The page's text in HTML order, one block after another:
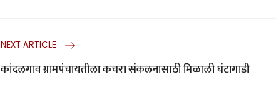
NEXT ARTICLE
कांदलगाव ग्रामपंचायतीला कचरा संकलनासाठी मिळाली घंटागाडी